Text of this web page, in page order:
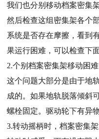
我们也分别移动档案密集
然后检查这组密集架各个
系统是否存在摩擦，看到
果运行困难，可以检查下
2.个别档案密集架移动困难
这个问题大部分是由于地
成的。如果地轨脱落倾斜
螺栓固定。驱动轮下有异
3.转动摇柄时，档案密集